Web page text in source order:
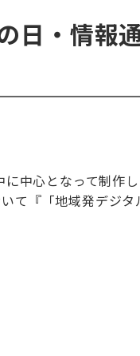
日・情報
に中心となって制作
て『 「地域発デジ